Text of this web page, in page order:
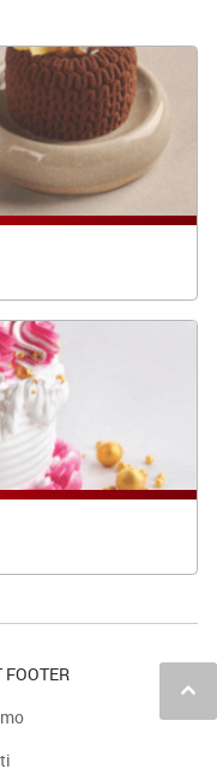
keyboard_arrow_up
FOOTER